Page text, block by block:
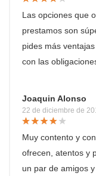
Las opciones que
prestamos son
pides más
con las
Joaquin Alonso
22 de diciembre de
Muy contento y
ofrecen, atentos y
un par de amigos